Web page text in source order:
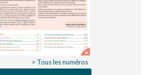
> Tous les numéros